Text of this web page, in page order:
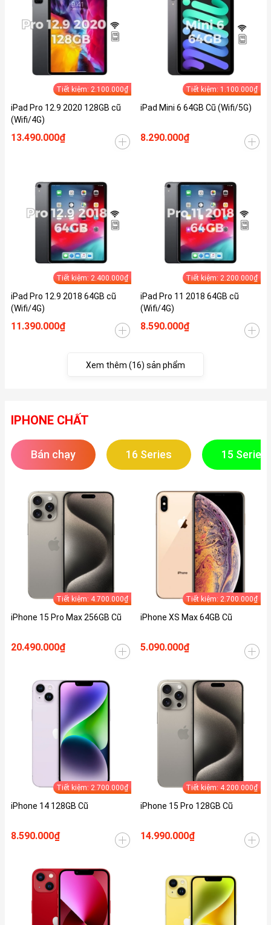
Tiết kiệm: 2.100.000₫
iPad Pro 12.9 2020 128GB cũ
(Wifi/4G)
13.490.000₫
Tiết kiệm: 1.100.000₫
iPad Mini 6 64GB Cũ (Wifi/5G)
8.290.000₫
Tiết kiệm: 2.400.000₫
iPad Pro 12.9 2018 64GB cũ
(Wifi/4G)
11.390.000₫
Tiết kiệm: 2.200.000₫
iPad Pro 11 2018 64GB cũ
(Wifi/4G)
8.590.000₫
Xem thêm (16) sản phẩm
IPHONE CHẤT
Bán chạy 16 Series 15 Series
Tiết kiệm: 4.700.000₫
iPhone 15 Pro Max 256GB Cũ
20.490.000₫
Tiết kiệm: 2.700.000₫
iPhone XS Max 64GB Cũ
5.090.000₫
Tiết kiệm: 2.700.000₫
iPhone 14 128GB Cũ
8.590.000₫
Tiết kiệm: 4.200.000₫
iPhone 15 Pro 128GB Cũ
14.990.000₫